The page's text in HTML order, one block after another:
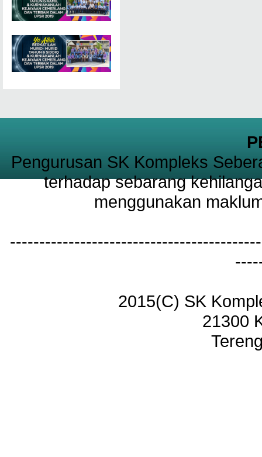
Pengurusan SK Kompleks
terhadap sebarang
menggunakan
2015(C) SK
21300